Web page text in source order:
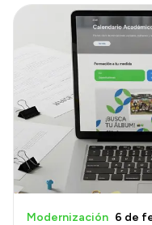
Modernización 6 de